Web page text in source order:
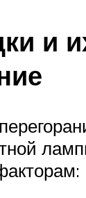
и